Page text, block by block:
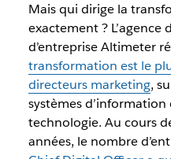
Mais qui dirige la
exactement ? L’agence
d’entreprise Altimeter
transformation est le
directeurs marketing,
systèmes
technologie. Au cours
années, le nombre